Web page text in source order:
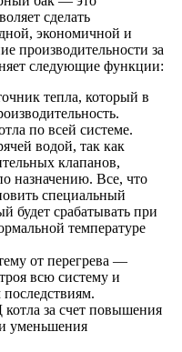
сделать
экономичной и
производительности за
следующие функции:
тепла, который в
по всей системе.
водой, так как
клапанов,
назначению. Все, что
специальный
будет срабатывать при
температуре
от перегрева —
всю систему и
за счет повышения
уменьшения